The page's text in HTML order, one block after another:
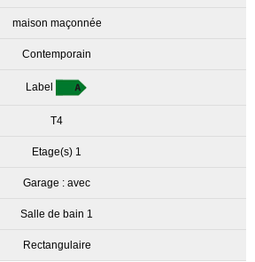
maison maçonnée
Contemporain
Label
T4
Etage(s) 1
Garage : avec
Salle de bain 1
Rectangulaire